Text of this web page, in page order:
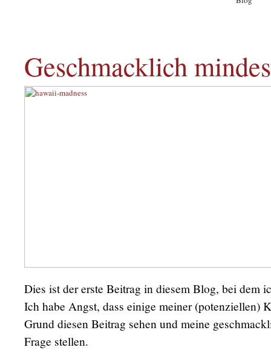
Geschmacklich
Dies ist der erste Beitrag in diesem Blog, bei dem
Ich habe Angst, dass einige meiner (potenziellen)
Grund diesen Beitrag sehen und meine
Frage stellen.